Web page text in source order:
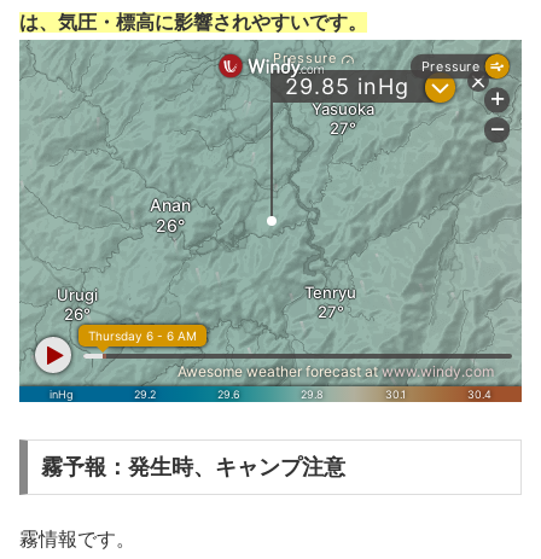
は、気圧・標高に影響されやすいです。
霧予報：発生時、キャンプ注意
霧情報です。